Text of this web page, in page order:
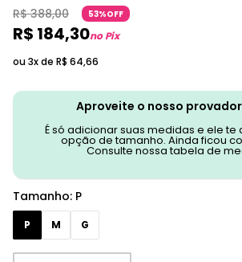
R$ 388,00 53%OFF
R$ 184,30no Pix
ou 3x de R$ 64,66
Aproveite o nosso
É só adicionar suas medidas e ele
opção de tamanho. Ainda ficou
Consulte nossa tabela de
Tamanho: P
P M G